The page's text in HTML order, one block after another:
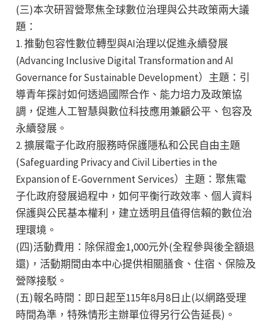
(三)本次研習營聚焦全球數位治理與公共政策兩大議
題：
1. 推動包容性數位轉型與AI治理以促進永續發展
(Advancing Inclusive Digital Transformation and AI
Governance for Sustainable Development）主題：引
導青年探討如何透過國際合作、能力培力及政策協
調，促進人工智慧與數位科技應用兼顧公平、包容及
永續發展。
2. 擴展電子化政府服務時保護隱私和公民自由主題
(Safeguarding Privacy and Civil Liberties in the
Expansion of E-Government Services）主題：聚焦電
子化政府發展過程中，如何平衡行政效率、個人資料
保護與公民基本權利，建立透明且值得信賴的數位治
理環境。
(四)活動費用：除保證金1,000元外(全程參與後全額退
還)，活動期間由本中心提供相關膳食、住宿、保險及
營隊接駁。
(五)報名時間：即日起至115年8月8日止(以網路受理
時間為準，特殊情形主辦單位得另行公告延長)。